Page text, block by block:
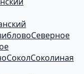
Северное
СоколСоколиная